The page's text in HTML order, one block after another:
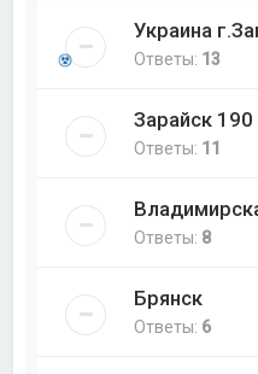
Украина
Ответы: 13
Зарайск 190
Ответы: 11
Ответы: 8
Брянск
Ответы: 6